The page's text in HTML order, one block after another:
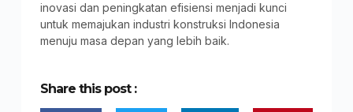
inovasi dan peningkatan efisiensi menjadi kunci
untuk memajukan industri konstruksi Indonesia
menuju masa depan yang lebih baik.
Share this post :